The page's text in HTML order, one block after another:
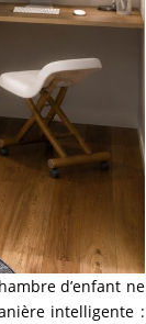
d’enfant ne
intelligente :